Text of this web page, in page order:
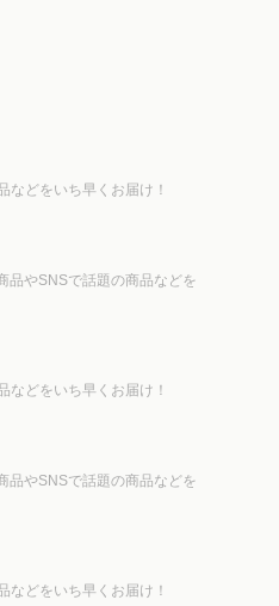
などをいち早くお届け！
品やSNSで話題の商品などを
などをいち早くお届け！
品やSNSで話題の商品などを
などをいち早くお届け！